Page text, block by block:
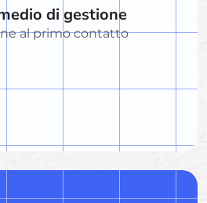
di gestione
al primo contatto